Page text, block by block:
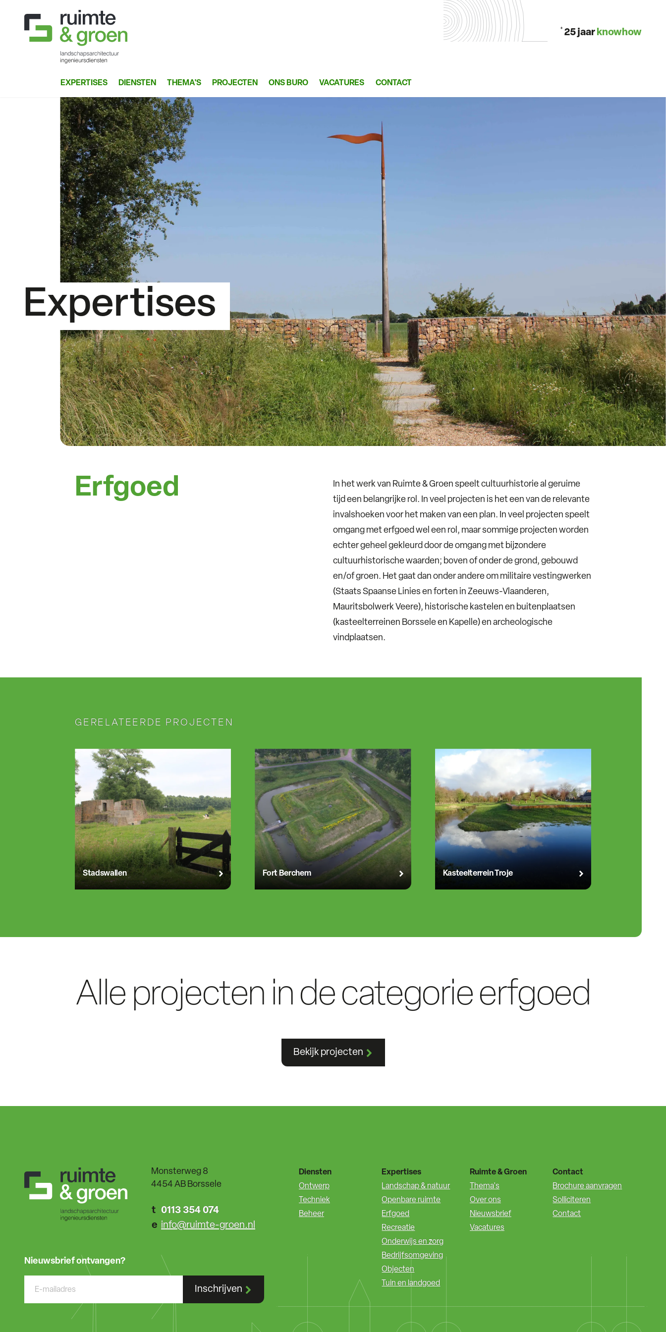
+ 25 jaar knowhow
EXPERTISES DIENSTEN THEMA'S PROJECTEN ONS BURO VACATURES CONTACT
Expertises
Erfgoed
In het werk van Ruimte & Groen speelt cultuurhistorie al geruime
tijd een belangrijke rol. In veel projecten is het een van de relevante
invalshoeken voor het maken van een plan. In veel projecten speelt
omgang met erfgoed wel een rol, maar sommige projecten worden
echter geheel gekleurd door de omgang met bijzondere
cultuurhistorische waarden; boven of onder de grond, gebouwd
en/of groen. Het gaat dan onder andere om militaire vestingwerken
(Staats Spaanse Linies en forten in Zeeuws-Vlaanderen,
Mauritsbolwerk Veere), historische kastelen en buitenplaatsen
(kasteelterreinen Borssele en Kapelle) en archeologische
vindplaatsen.
GERELATEERDE PROJECTEN
Stadswallen Fort Berchem Kasteelterrein Troje
Alle projecten in de categorie erfgoed
Bekijk projecten
Monsterweg 8
4454 AB Borssele
t 0113 354 074
e info@ruimte-groen.nl
Diensten
Ontwerp
Techniek
Beheer
Expertises
Landschap & natuur
Openbare ruimte
Erfgoed
Recreatie
Onderwijs en zorg
Bedrijfsomgeving
Objecten
Tuin en landgoed
Ruimte & Groen
Thema's
Over ons
Nieuwsbrief
Vacatures
Contact
Brochure aanvragen
Solliciteren
Contact
Nieuwsbrief ontvangen?
Inschrijven